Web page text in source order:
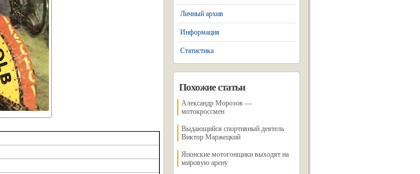
Личный архив
Информация
Статистика
Похожие статьи
Александр Морозов —
мотокроссмен
Выдающийся спортивный деятель
Виктор Маржецкий
Японские мотогонщики выходят на
мировую арену